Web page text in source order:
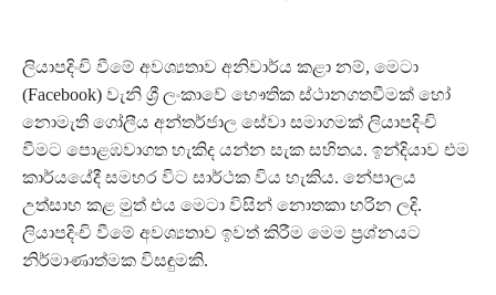
ලියාපදිංචි වීමේ අවශ්‍යතාව අනිවාර්ය කළා නම්, මෙටා
(Facebook) වැනි ශ්‍රී ලංකාවේ භෞතික ස්ථානගතවීමක් හෝ
නොමැති ගෝලීය අන්තර්ජාල සේවා සමාගමක් ලියාපදිංචි
වීමට පොළඹවාගත හැකිද යන්න සැක සහිතය. ඉන්දියාව එම
කාර්යයේදී සමහර විට සාර්ථක විය හැකිය. නේපාලය
උත්සාහ කළ මුත් එය මෙටා විසින් නොතකා හරින ලදි.
ලියාපදිංචි වීමේ අවශ්‍යතාව ඉවත් කිරීම මෙම ප්‍රශ්නයට
නිර්මාණාත්මක විසඳුමකි.